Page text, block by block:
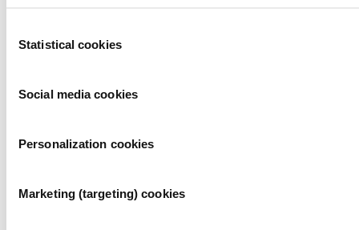
Selection
Statistical cookies
Social media cookies
Personalization cookies
Marketing (targeting) cookies
Heeft u specifieke wensen? Uw Account Manager denkt graag met
u mee over de gewenste indruk en beleving van uw evenement.
Bekijk alle evenementen
Exposeren bij de RAI